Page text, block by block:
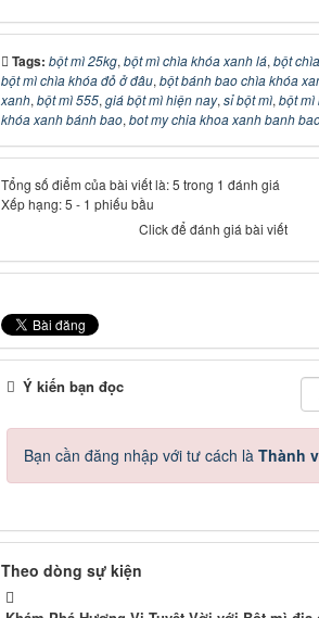
Tags: bột mì 25kg, bột mì chìa khóa xanh lá, bột
bột mì chìa khóa đỏ ở đâu, bột bánh bao chìa khóa
xanh, bột mì 555, giá bột mì hiện nay, sỉ bột mì, bột mì
khóa xanh bánh bao, bot my chia khoa xanh banh
Tổng số điểm của bài viết là: 5 trong 1 đánh giá
Xếp hạng:5 - 1 phiếu bầu
Click để đánh giá bài viết
Ý kiến bạn đọc
Bạn cần đăng nhập với tư cách là Thành
Theo dòng sự kiện